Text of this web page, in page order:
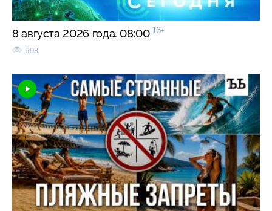
8 августа 2026 года. 08:00 16+
698